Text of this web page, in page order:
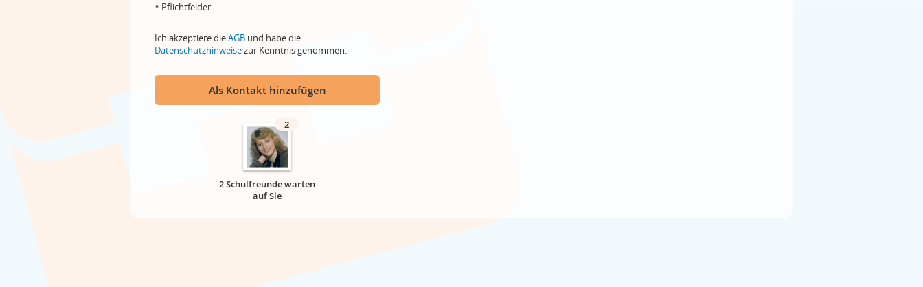
* Pflichtfelder
Ich akzeptiere dieAGB und habe die
Datenschutzhinweisezur Kenntnis genommen.
Als Kontakt hinzufügen
2
2 Schulfreunde warten
auf Sie